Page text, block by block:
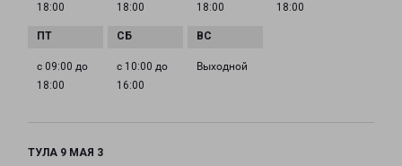
18:00
18:00
18:00
18:00
с 09:00 до
18:00
с 10:00 до
16:00
Выходной
ТУЛА 9 МАЯ 3